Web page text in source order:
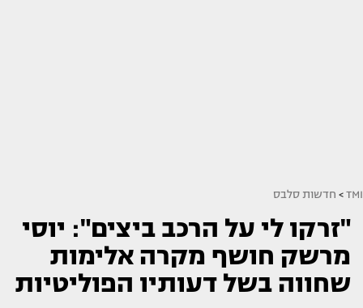
TMI
> חדשות סלבס
"זרקו לי על הרכב ביצים": יוסי
מרשק חושף מקרה אלימות
שחווה בשל דעותיו הפוליטיות